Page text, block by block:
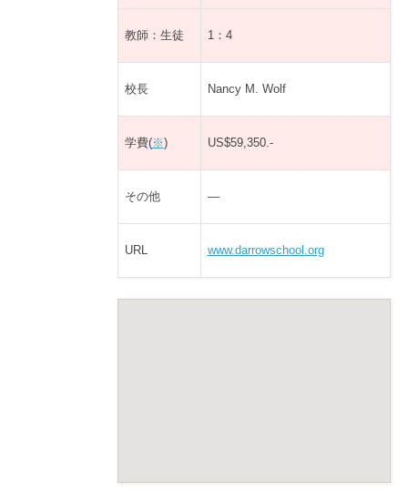
教師：生徒 1：4
校長 Nancy M. Wolf
学費(※) US$59,350.-
その他 —
URL www.darrowschool.org